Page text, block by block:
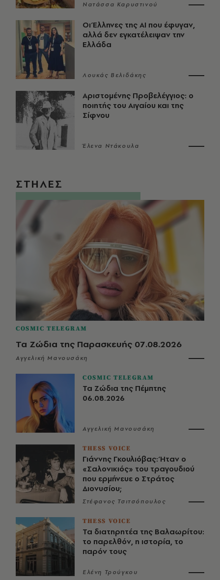
Νατάσσα Καρυστινού
Οι Έλληνες της ΑΙ που έφυγαν,
αλλά δεν εγκατέλειψαν την
Ελλάδα
Λουκάς Βελιδάκης
Αριστομένης Προβελέγγιος: ο
ποιητής του Αιγαίου και της
Σίφνου
Έλενα Ντάκουλα
ΣΤΗΛΕΣ
COSMIC TELEGRAM
Τα Ζώδια της Παρασκευής 07.08.2026
Αγγελική Μανουσάκη
COSMIC TELEGRAM
Τα Ζώδια της Πέμπτης
06.08.2026
Αγγελική Μανουσάκη
THESS VOICE
Γιάννης Γκουλιόβας: Ήταν ο
«Σαλονικιός» του τραγουδιού
που ερμήνευε ο Στράτος
Διονυσίου;
Στέφανος Τσιτσόπουλος
THESS VOICE
Τα διατηρητέα της Βαλαωρίτου:
το παρελθόν, η ιστορία, το
παρόν τους
Ελένη Τρούγκου